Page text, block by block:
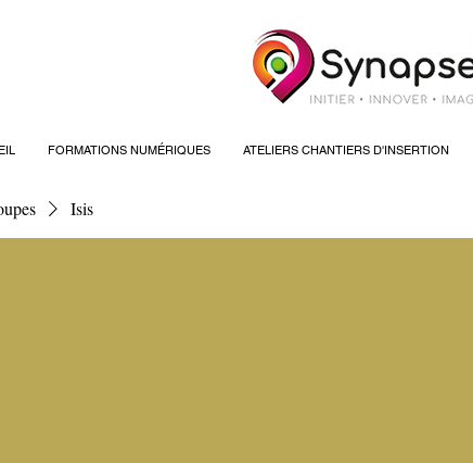
FORMATIONS NUMÉRIQUES ATELIERS CHANTIERS D'INSERTION
Isis